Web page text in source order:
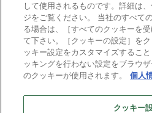
パートナー専用サイト
mcframe GAパートナー専用サイト
MIJS
B-EN-Gについて
して使用されるものです。詳細は
ジをご覧ください。 当社のすべて
る場合は、［すべてのクッキーを
て下さい。［クッキーの設定］を
ッキー設定をカスタマイズするこ
ッキングを行わない設定をブラウ
のクッキーが使用されます。
個人
クッキー